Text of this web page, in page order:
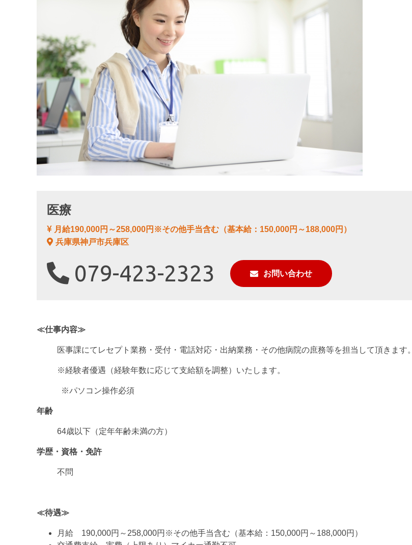
医療
月給190,000円～258,000円※その他手当含む（基本給：150,000円～188,000円）
兵庫県神戸市兵庫区
079-423-2323 お問い合わせ
≪仕事内容≫
医事課にてレセプト業務・受付・電話対応・出納業務・その他病院の庶務等を担当して頂きます。
※経験者優遇（経験年数に応じて支給額を調整）いたします。
※パソコン操作必須
年齢
64歳以下（定年年齢未満の方）
学歴・資格・免許
不問
≪待遇≫
月給 190,000円～258,000円※その他手当含む（基本給：150,000円～188,000円）